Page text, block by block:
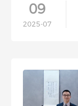
09
2025-07